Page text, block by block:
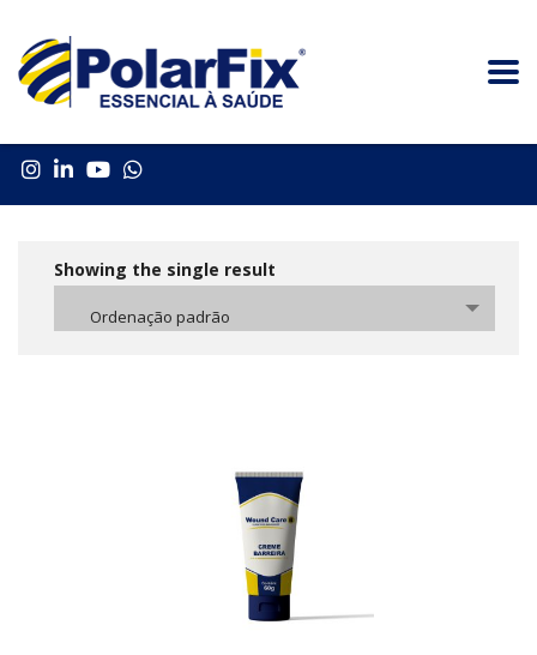
Showing the single result
Ordenação padrão